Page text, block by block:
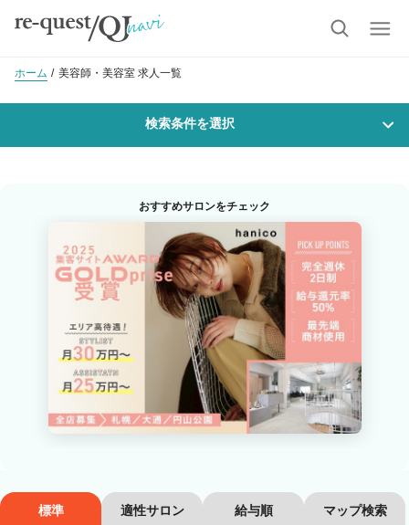
ホーム 美容師・美容室 求人一覧
検索条件を選択
沿線・駅を選択 市区町村を選択
職種・技能ランク
美容師アシスタント
ネイリスト エステティシャン
おすすめサロンをチェック
標準 適性サロン 給与順 マップ検索